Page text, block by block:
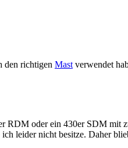
den richtigen Mast verwendet
RDM oder ein 430er SDM mit
ich leider nicht besitze. Daher